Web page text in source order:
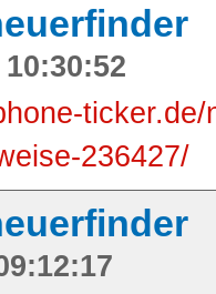
236427/